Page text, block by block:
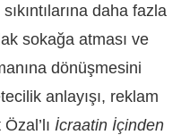
daha fazla
sokağa atması ve
dönüşmesini
anlayışı, reklam
İcraatin İçinden